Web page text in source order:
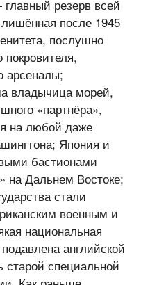
резерв всей
после 1945
послушно
покровителя,
арсеналы;
владычица морей,
«партнёра»,
на любой даже
Япония и
бастионами
на Дальнем Востоке;
стали
военным и
национальная
английской
старой специальной